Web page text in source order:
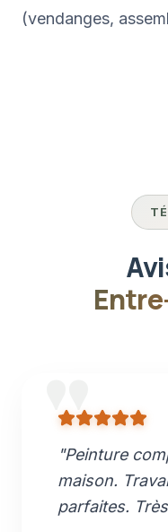
(vendanges,
"Peinture
maison.
parfaites.